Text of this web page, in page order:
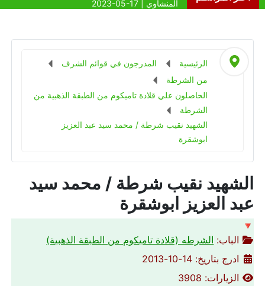
الرئيسية
المدرجون في قوائم الشرف
من الشرطة
الحاصلون علي قلادة تاميكوم من الطبقة الذهبية من
الشرطة
الشهيد نقيب شرطة / محمد سيد عبد العزيز
ابوشقرة
الشهيد نقيب شرطة / محمد سيد
عبد العزيز ابوشقرة
🔻
الباب: الشرطه (قلادة تاميكوم من الطبقة الذهبية)
ادرج بتاريخ: 14-10-2013
الزيارات: 3908